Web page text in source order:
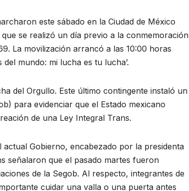
este sábado en la Ciudad de México
se realizó un día previo a la conmemoración
La movilización arrancó a las 10:00 horas
mundo: mi lucha es tu lucha’.
del Orgullo. Este último contingente instaló un
para evidenciar que el Estado mexicano
de una Ley Integral Trans.
actual Gobierno, encabezado por la presidenta
señalaron que el pasado martes fueron
de la Segob. Al respecto, integrantes de
cuidar una valla o una puerta antes